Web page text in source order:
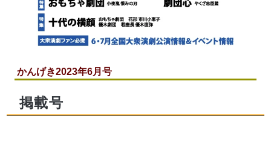
かんげき2023年6月号
掲載号